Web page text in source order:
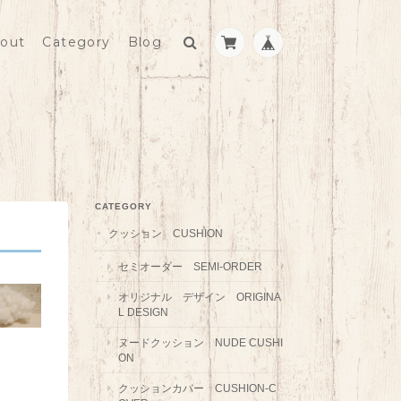
Category Blog
CATEGORY
クッション CUSHION
セミオーダー SEMI-ORDER
オリジナル デザイン ORIGINA
L DESIGN
ヌードクッション NUDE CUSHI
ON
クッションカバー CUSHION-C